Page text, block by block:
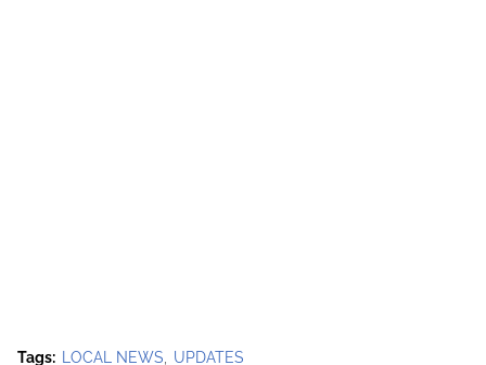
Tags: LOCAL NEWS UPDATES